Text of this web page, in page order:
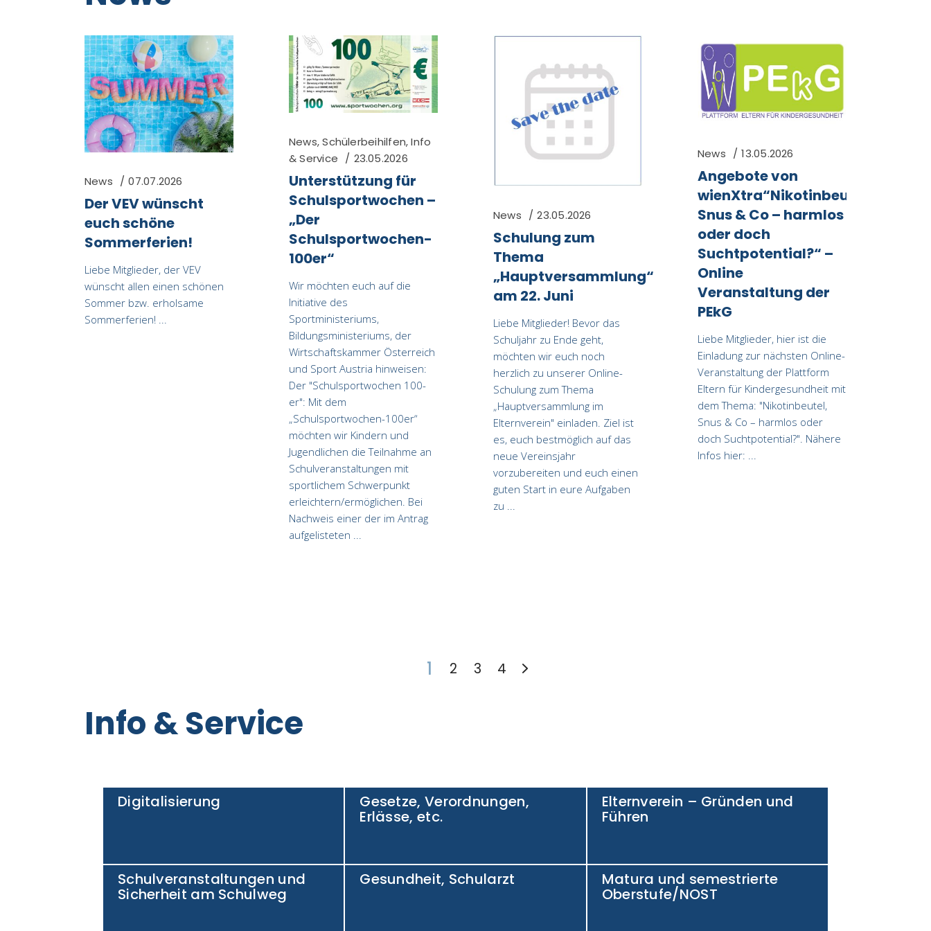
News 07.07.2026
Der VEV wünscht
euch schöne
Sommerferien!
Liebe Mitglieder, der VEV
wünscht allen einen schönen
Sommer bzw. erholsame
Sommerferien!
News,Schülerbeihilfen,Info
& Service
23.05.2026
Unterstützung für
Schulsportwochen –
„Der
Schulsportwochen-
100er“
Wir möchten euch auf die
Initiative des
Sportministeriums,
Bildungsministeriums, der
Wirtschaftskammer Österreich
und Sport Austria hinweisen:
Der "Schulsportwochen 100-
er": Mit dem
„Schulsportwochen-100er“
möchten wir Kindern und
Jugendlichen die Teilnahme an
Schulveranstaltungen mit
sportlichem Schwerpunkt
erleichtern/ermöglichen. Bei
Nachweis einer der im Antrag
aufgelisteten
News 23.05.2026
Schulung zum
Thema
„Hauptversammlung“
am 22. Juni
Liebe Mitglieder! Bevor das
Schuljahr zu Ende geht,
möchten wir euch noch
herzlich zu unserer Online-
Schulung zum Thema
„Hauptversammlung im
Elternverein" einladen. Ziel ist
es, euch bestmöglich auf das
neue Vereinsjahr
vorzubereiten und euch einen
guten Start in eure Aufgaben
zu
News 13.05.2026
Angebote von
wienXtra“Nikotinbeutel,
Snus & Co – harmlos
oder doch
Suchtpotential?“ –
Online
Veranstaltung der
PEkG
Liebe Mitglieder, hier ist die
Einladung zur nächsten Online-
Veranstaltung der Plattform
Eltern für Kindergesundheit mit
dem Thema: "Nikotinbeutel,
Snus & Co – harmlos oder
doch Suchtpotential?". Nähere
Infos hier:
1 2 3 4
Info & Service
Digitalisierung Gesetze, Verordnungen,
Erlässe, etc.
Elternverein – Gründen und
Führen
Schulveranstaltungen und
Sicherheit am Schulweg
Gesundheit, Schularzt Matura und semestrierte
Oberstufe/NOST